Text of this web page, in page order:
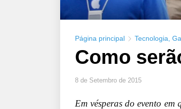
Página principal Tecnologia
Como
8 de Setembro de 2015
Em vésperas do evento